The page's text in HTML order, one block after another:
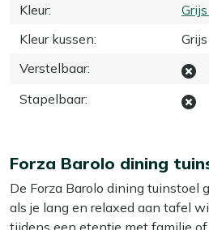
Kleur:
Kleur kussen:
Verstelbaar:
Stapelbaar:
Forza Barolo dining
De Forza Barolo dining tuinstoel
als je lang en relaxed aan tafel
tijdens een etentje met familie